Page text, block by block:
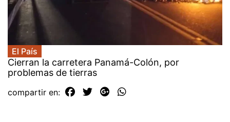
El País
Cierran la carretera Panamá-Colón, por
problemas de tierras
compartir en: